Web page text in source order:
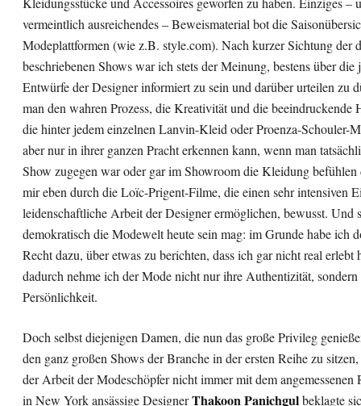
vermeintlich ausreichendes – Beweismaterial bot die
Modeplattformen (wie z.B. style.com). Nach kurzer Sichtung der
beschriebenen Shows war ich stets der Meinung, bestens über
Entwürfe der Designer informiert zu sein und darüber urteilen zu
man den wahren Prozess, die Kreativität und die beeindruckende
die hinter jedem einzelnen Lanvin-Kleid oder Proenza-Schouler-
aber nur in ihrer ganzen Pracht erkennen kann, wenn man
Show zugegen war oder gar im Showroom die Kleidung
mir eben durch die Loïc-Prigent-Filme, die einen sehr intensiven
leidenschaftliche Arbeit der Designer ermöglichen, bewusst. Und
demokratisch die Modewelt heute sein mag: im Grunde habe ich
Recht dazu, über etwas zu berichten, dass ich gar nicht real erlebt
dadurch nehme ich der Mode nicht nur ihre Authentizität, sondern
Persönlichkeit.
Doch selbst diejenigen Damen, die nun das große Privileg
den ganz großen Shows der Branche in der ersten Reihe zu
der Arbeit der Modeschöpfer nicht immer mit dem angemessenen
in New York ansässige DesignerThakoon Panichgulbeklagte